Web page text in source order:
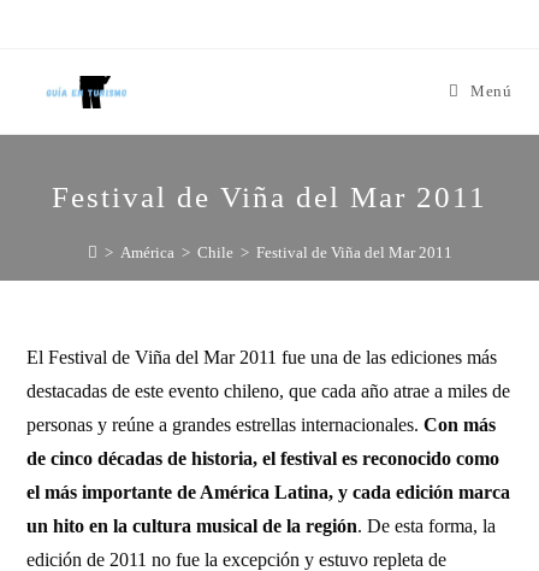
Menú
Festival de Viña del Mar 2011
> América > Chile > Festival de Viña del Mar 2011
El Festival de Viña del Mar 2011 fue una de las ediciones más
destacadas de este evento chileno, que cada año atrae a miles de
personas y reúne a grandes estrellas internacionales.Con más
de cinco décadas de historia, el festival es reconocido como
el más importante de América Latina, y cada edición marca
un hito en la cultura musical de la región. De esta forma, la
edición de 2011 no fue la excepción y estuvo repleta de